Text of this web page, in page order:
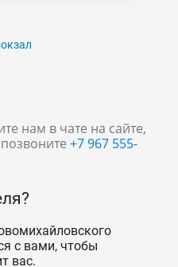
нам в чате на сайте,
+7 967 555-
с вами, чтобы
вас.